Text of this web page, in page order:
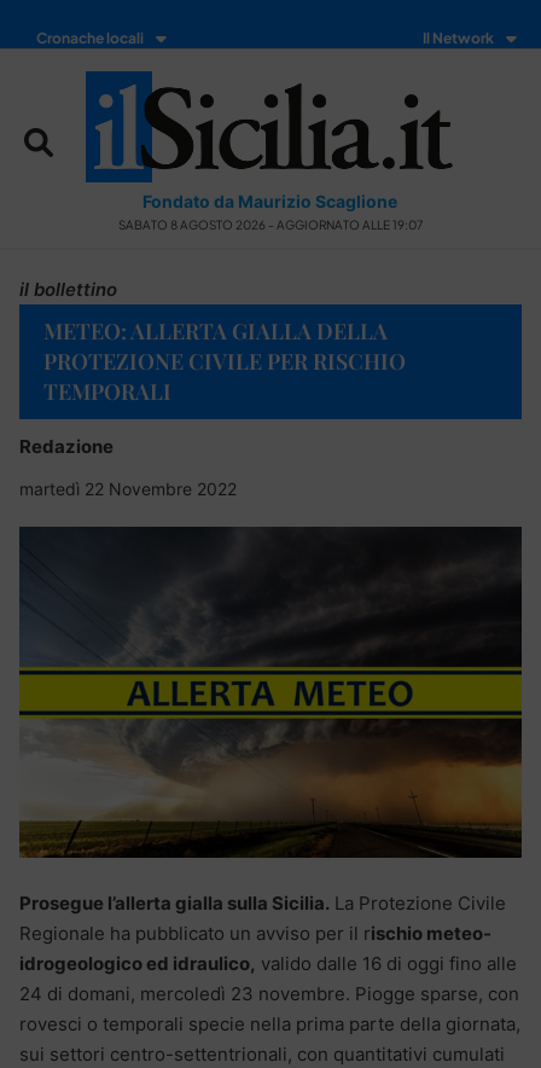
Cronache locali Il Network
Fondato da Maurizio Scaglione
SABATO 8 AGOSTO 2026 - AGGIORNATO ALLE 19:07
il bollettino
METEO: ALLERTA GIALLA DELLA
PROTEZIONE CIVILE PER RISCHIO
TEMPORALI
Redazione
martedì 22 Novembre 2022
Prosegue l’allerta gialla sulla Sicilia. La Protezione Civile
Regionale ha pubblicato un avviso per il rischio meteo-
idrogeologico ed idraulico, valido dalle 16 di oggi fino alle
24 di domani, mercoledì 23 novembre. Piogge sparse, con
rovesci o temporali specie nella prima parte della giornata,
sui settori centro-settentrionali, con quantitativi cumulati